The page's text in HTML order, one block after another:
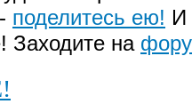
поделитесь ею! И
Заходите на